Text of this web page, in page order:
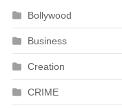
Bollywood
Business
Creation
CRIME